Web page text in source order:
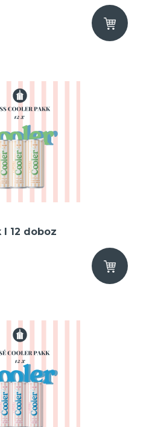
I 12 doboz